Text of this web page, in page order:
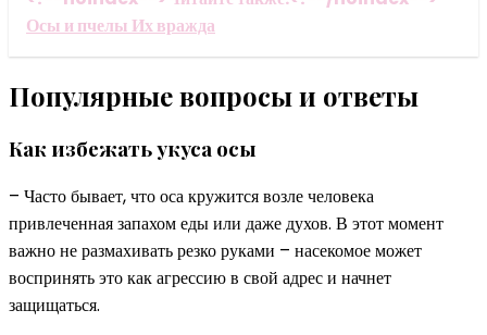
Осы и пчелы Их вражда
Популярные вопросы и ответы
Как избежать укуса осы
– Часто бывает, что оса кружится возле человека
привлеченная запахом еды или даже духов. В этот момент
важно не размахивать резко руками – насекомое может
воспринять это как агрессию в свой адрес и начнет
защищаться.